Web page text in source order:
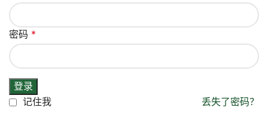
密码 *
登录
丢失了密码？
记住我